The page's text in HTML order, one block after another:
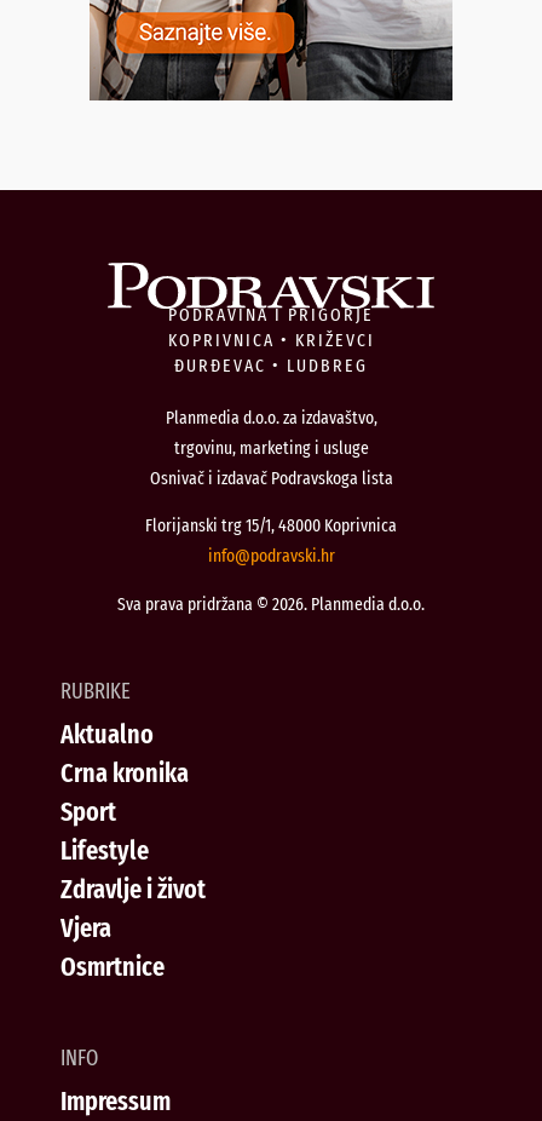
PODRAVINA I PRIGORJE
KOPRIVNICA • KRIŽEVCI
ĐURĐEVAC • LUDBREG
Planmedia d.o.o. za izdavaštvo,
trgovinu, marketing i usluge
Osnivač i izdavač Podravskoga lista
Florijanski trg 15/1, 48000 Koprivnica
rh.iksvardop
@ofni
Sva prava pridržana © 2026. Planmedia d.o.o.
RUBRIKE
Aktualno
Crna kronika
Sport
Lifestyle
Zdravlje i život
Vjera
Osmrtnice
INFO
Impressum